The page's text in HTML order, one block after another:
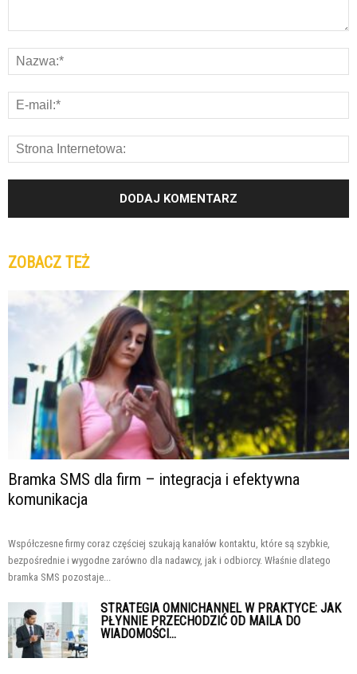
ZOBACZ TEŻ
Bramka SMS dla firm – integracja i efektywna
komunikacja
Współczesne firmy coraz częściej szukają kanałów kontaktu, które są szybkie,
bezpośrednie i wygodne zarówno dla nadawcy, jak i odbiorcy. Właśnie dlatego
bramka SMS pozostaje...
STRATEGIA OMNICHANNEL W PRAKTYCE: JAK
PŁYNNIE PRZECHODZIĆ OD MAILA DO
WIADOMOŚCI...